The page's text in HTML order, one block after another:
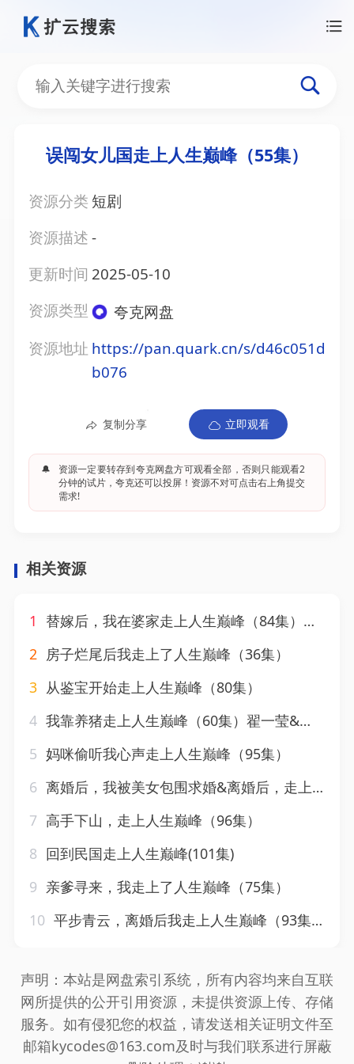
误闯女儿国走上人生巅峰（55集）
资源分类 短剧
资源描述-
更新时间 2025-05-10
资源类型
夸克网盘
资源地址 https://pan.quark.cn/s/d46c051d
b076
复制分享 立即观看
🔔
资源一定要转存到夸克网盘方可观看全部，否则只能观看2
分钟的试片，夸克还可以投屏！资源不对可点击右上角提交
需求!
相关资源
1
替嫁后，我在婆家走上人生巅峰（84集）柳甯＆刘亚倩
2 房子烂尾后我走上了人生巅峰（36集）
3 从鉴宝开始走上人生巅峰（80集）
4 我靠养猪走上人生巅峰（60集）翟一莹&黄文博
5 妈咪偷听我心声走上人生巅峰（95集）
6 离婚后，我被美女包围求婚&离婚后，走上人生巅峰（100集）岳雨婷
7 高手下山，走上人生巅峰（96集）
8 回到民国走上人生巅峰(101集)
9 亲爹寻来，我走上了人生巅峰（75集）
10 平步青云，离婚后我走上人生巅峰（93集）
声明：本站是网盘索引系统，所有内容均来自互联
网所提供的公开引用资源，未提供资源上传、存储
服务。如有侵犯您的权益，请发送相关证明文件至
邮箱kycodes@163.com及时与我们联系进行屏蔽